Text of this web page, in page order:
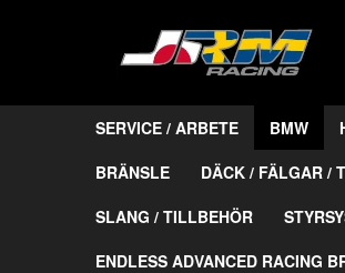
SERVICE / ARBETE BMW
BRÄNSLE
DÄCK / FÄLGAR /
SLANG / TILLBEHÖR
ENDLESS ADVANCED RACING